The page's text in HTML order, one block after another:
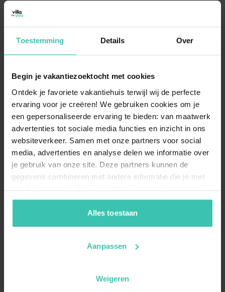
Toestemming Details Over
Begin je vakantiezoektocht met cookies
Ontdek je favoriete vakantiehuis terwijl wij de perfecte
ervaring voor je creëren! We gebruiken cookies om je
een gepersonaliseerde ervaring te bieden: van maatwerk
advertenties tot sociale media functies en inzicht in ons
websiteverkeer. Samen met onze partners voor social
media, advertenties en analyse delen we informatie over
je gebruik van onze site. Deze partners kunnen de
gegevens combineren met andere informatie die je met
hen hebt gedeeld of die zij hebben verzameld op basis
van je gebruik van hun diensten. Zo zorgen we ervoor dat
jouw vakantiezoektocht soepel en op maat verloopt!
Alles toestaan
Aanpassen
Weigeren
Gibt es Ferienwohnungen in Cadzand mit
Meerblick?
Ja, besonders beliebt sind
herrliche Aussicht auf die Nordsee bieten. Viele
Unterkünfte liegendirekt hinter den Dünen
wodurch Sie in kürzester Zeit am Wasser sind. Diese
strandnahe Lage macht den Reiz eines Aufenthalts in
Cadzand-Bad aus.
Sind die Unterkünfte in Cadzand für Paare
geeignet?
Für Paare ist eineFerienwohnung für 2 Personenin
Cadzand eine hervorragende Wahl für einen
romantischen Kurztrip. Diese Apartments sind oft
modern ausgestattet und bieten eine
Ist Cadzand ein geeignetes Ziel für einen